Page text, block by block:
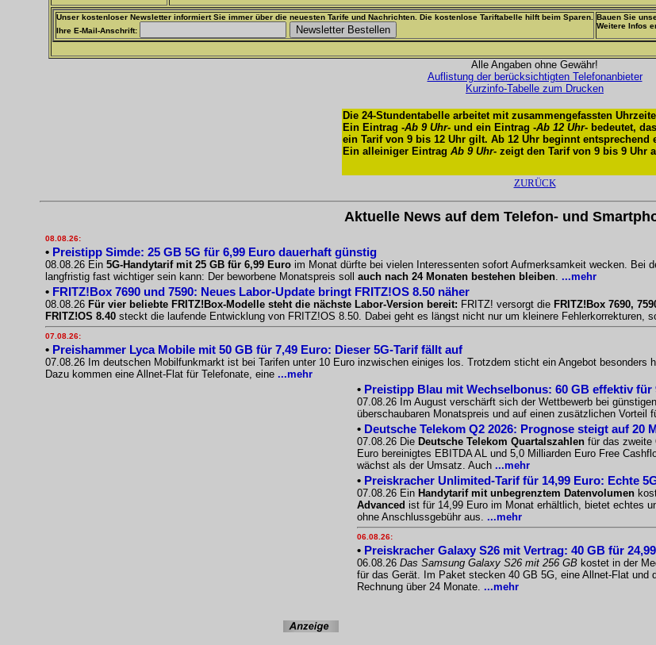
Unser kostenloser Newsletter informiert Sie immer über die neuesten Tarife und Nachrichten. Die kostenlose Tariftabelle hilft beim Sparen.
Ihre E-Mail-Anschrift:
Bauen Sie
Weitere Infos
Alle Angaben ohne Gewähr!
Auflistung der berücksichtigten Telefonanbieter
Kurzinfo-Tabelle zum Drucken
Die 24-Stundentabelle arbeitet mit zusammengefassten
Ein Eintrag -Ab 9 Uhr- und ein Eintrag -Ab 12 Uhr- bedeutet,
ein Tarif von 9 bis 12 Uhr gilt. Ab 12 Uhr beginnt entsprechend
Ein alleiniger Eintrag Ab 9 Uhr- zeigt den Tarif von 9 bis 9 Uhr
ZURÜCK
Aktuelle News auf dem Telefon- und
08.08.26:
• Preistipp Simde: 25 GB 5G für 6,99 Euro dauerhaft günstig
08.08.26 Ein 5G-Handytarif mit 25 GB für 6,99 Euro im Monat dürfte bei vielen Interessenten sofort Aufmerksamkeit wecken. Bei
langfristig fast wichtiger sein kann: Der beworbene Monatspreis soll auch nach 24 Monaten bestehen bleiben. ...mehr
• FRITZ!Box 7690 und 7590: Neues Labor-Update bringt FRITZ!OS 8.50 näher
08.08.26 Für vier beliebte FRITZ!Box-Modelle steht die nächste Labor-Version bereit: FRITZ! versorgt die FRITZ!Box 7690,
FRITZ!OS 8.40 steckt die laufende Entwicklung von FRITZ!OS 8.50. Dabei geht es längst nicht nur um kleinere Fehlerkorrekturen,
07.08.26:
• Preishammer Lyca Mobile mit 50 GB für 7,49 Euro: Dieser 5G-Tarif fällt auf
07.08.26 Im deutschen Mobilfunkmarkt ist bei Tarifen unter 10 Euro inzwischen einiges los. Trotzdem sticht ein Angebot besonders
Dazu kommen eine Allnet-Flat für Telefonate, eine ...mehr
• Preistipp Blau mit Wechselbonus: 60 GB effektiv für
07.08.26 Im August verschärft sich der Wettbewerb bei günstigen
überschaubaren Monatspreis und auf einen zusätzlichen Vorteil
• Deutsche Telekom Q2 2026: Prognose steigt auf 20
07.08.26 Die Deutsche Telekom Quartalszahlen für das zweite
Euro bereinigtes EBITDA AL und 5,0 Milliarden Euro Free
wächst als der Umsatz. Auch ...mehr
• Preiskracher Unlimited-Tarif für 14,99 Euro: Echte
07.08.26 Ein Handytarif mit unbegrenztem Datenvolumen
Advanced ist für 14,99 Euro im Monat erhältlich, bietet echtes
ohne Anschlussgebühr aus. ...mehr
06.08.26:
• Preiskracher Galaxy S26 mit Vertrag: 40 GB für
06.08.26 Das Samsung Galaxy S26 mit 256 GB kostet in der
für das Gerät. Im Paket stecken 40 GB 5G, eine Allnet-Flat
Rechnung über 24 Monate. ...mehr